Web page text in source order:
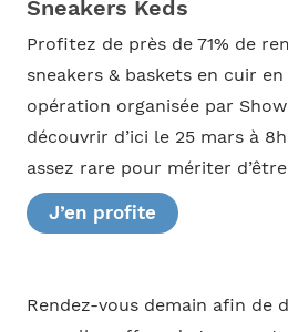
Sneakers Keds
Profitez de près de 71% de
sneakers & baskets en cuir
opération organisée par
découvrir d’ici le 25 mars à
assez rare pour mériter
J’en profite
Rendez-vous demain afin de